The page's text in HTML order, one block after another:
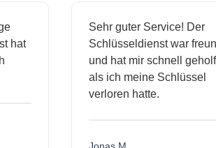
hat
Sehr guter Service!
Schlüsseldienst war
und hat mir schnell
als ich meine
verloren hatte.